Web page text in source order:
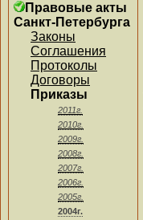
Правовые акты
Санкт-Петербурга
Законы
Соглашения
Протоколы
Договоры
Приказы
2011г.
2010г.
2009г.
2008г.
2007г.
2006г.
2005г.
2004г.